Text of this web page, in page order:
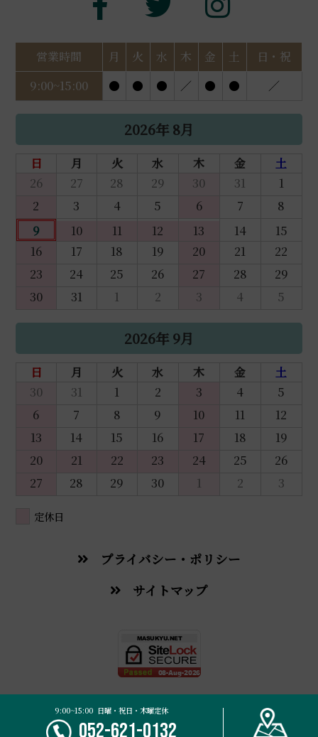
9:00~15:00 日曜・祝日・木曜定休
052-621-0132
営業時間 月 火 水 木 金 土
日・祝
9:00~15:00
● ● ● ／ ● ● ／
2026年 8月
日 月 火 水 木 金
土
26
27 28 29 30 31
1
2
3 4 5 6 7
8
9
10 11 12 13 14
15
16
17 18 19 20 21
22
23
24 25 26 27 28
29
30
31 1 2 3 4 5
2026年 9月
日 月 火 水 木 金
土
30
31 1 2 3 4
5
6
7 8 9 10 11
12
13
14 15 16 17 18
19
20
21 22 23 24 25
26
27
28 29 30 1 2 3
定休日
プライバシー・ポリシー
サイトマップ